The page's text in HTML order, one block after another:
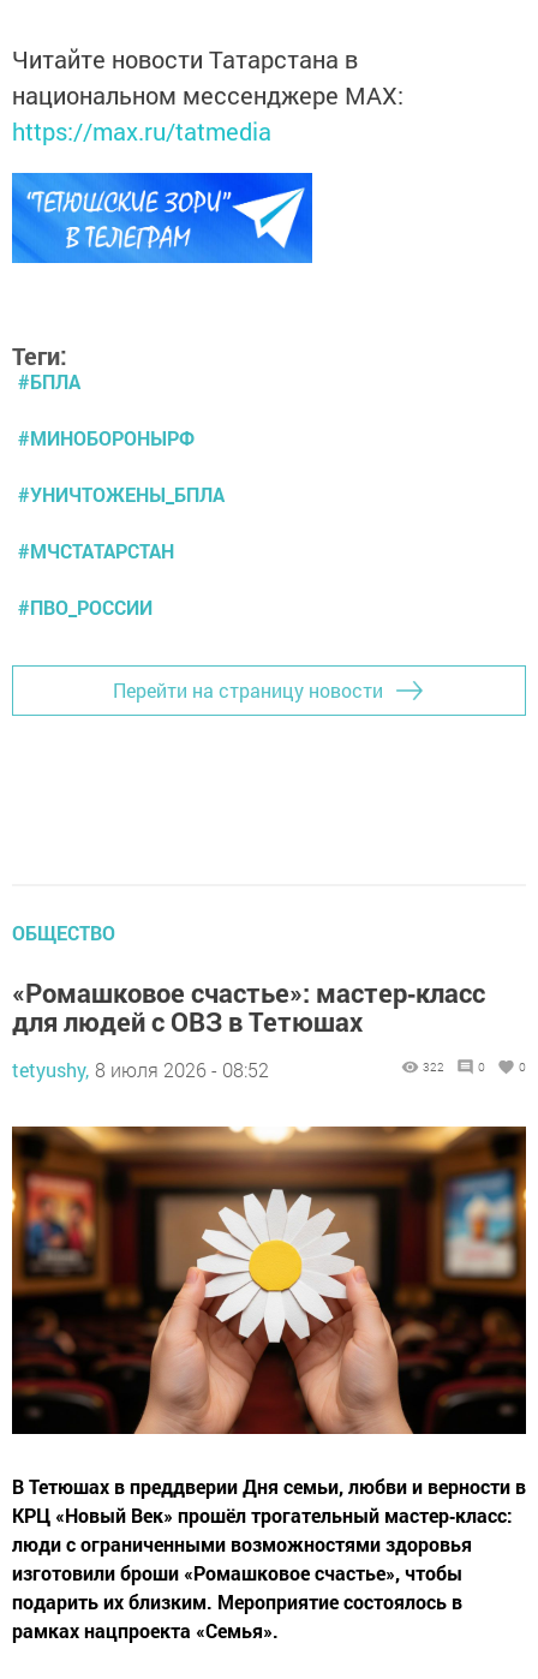
Читайте новости Татарстана в
национальном мессенджере MАХ:
https://max.ru/tatmedia
Теги:
#БПЛА
#МИНОБОРОНЫРФ
#УНИЧТОЖЕНЫ_БПЛА
#МЧСТАТАРСТАН
#ПВО_РОССИИ
Перейти на страницу новости
ОБЩЕСТВО
«Ромашковое счастье»: мастер‑класс
для людей с ОВЗ в Тетюшах
tetyushy, 8 июля 2026 - 08:52 322 0 0
В Тетюшах в преддверии Дня семьи, любви и верности в
КРЦ «Новый Век» прошёл трогательный мастер‑класс:
люди с ограниченными возможностями здоровья
изготовили броши «Ромашковое счастье», чтобы
подарить их близким. Мероприятие состоялось в
рамках нацпроекта «Семья».